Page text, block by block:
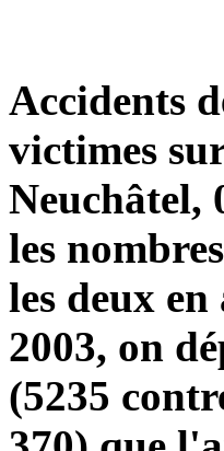
Accidents
victimes
Neuchâtel,
les
les deux
2003, on
(5235